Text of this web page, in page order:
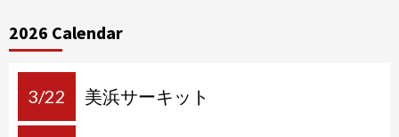
ナ
ゲ
2026 Calendar
3/22 美浜サーキット